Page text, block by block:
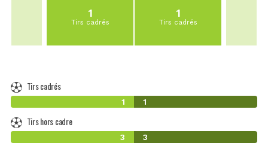
1
Tirs cadrés
1
Tirs cadrés
Tirs cadrés
1 1
Tirs hors cadre
3 3